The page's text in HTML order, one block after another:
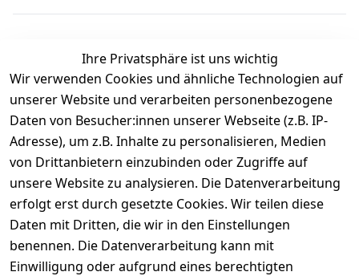
Kundenbewertungen
Durchschnittliche Bewertung
0
Basierend auf 0 Bewertung(en)
Bewertung abgeben
5
( 0 )
4
( 0 )
Ihre Privatsphäre ist uns wichtig
Wir verwenden Cookies und ähnliche Technologien auf
unserer Website und verarbeiten personenbezogene
Daten von Besucher:innen unserer Webseite (z.B. IP-
Adresse), um z.B. Inhalte zu personalisieren, Medien
von Drittanbietern einzubinden oder Zugriffe auf
unsere Website zu analysieren. Die Datenverarbeitung
erfolgt erst durch gesetzte Cookies. Wir teilen diese
Daten mit Dritten, die wir in den Einstellungen
benennen. Die Datenverarbeitung kann mit
Einwilligung oder aufgrund eines berechtigten